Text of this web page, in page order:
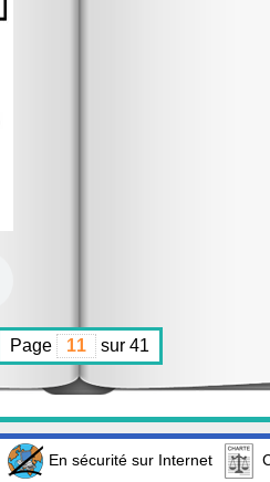
Page sur 41
En sécurité sur Internet